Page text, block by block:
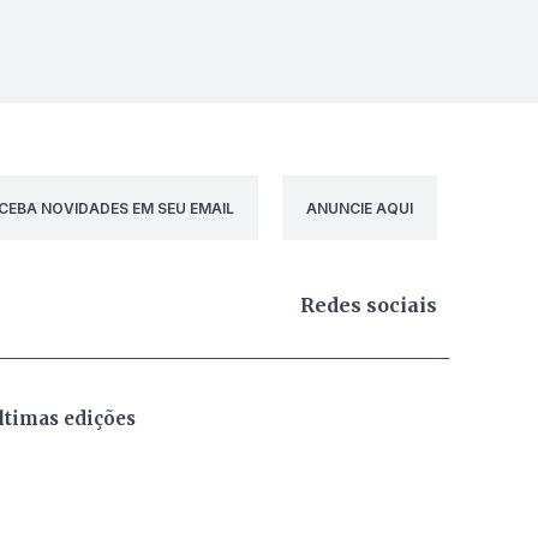
NOVIDADES EM SEU EMAIL ANUNCIE AQUI
Redes sociais
edições